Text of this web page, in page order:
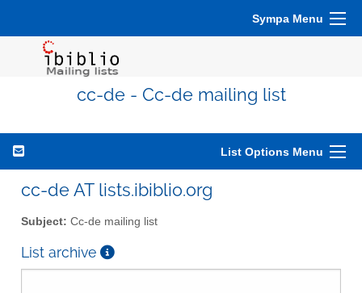
Sympa Menu
cc-de - Cc-de mailing list
List Options Menu
cc-de AT lists.ibiblio.org
Subject: Cc-de mailing list
List archive